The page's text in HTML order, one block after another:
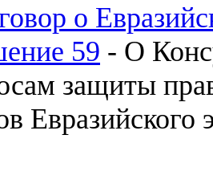
о
59 - О
защиты
Евразийского